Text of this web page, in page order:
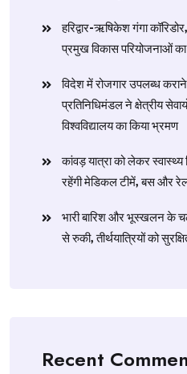
हरिद्वार-ऋषिकेश गंगा
प्रमुख विकास परियोजनाओं का
विदेश में रोजगार उपलब्ध
प्रतिनिधिमंडल ने क्षेत्रीय
विश्वविद्यालय का किया भ्रमण
​कांवड़ यात्रा को लेकर
रहेंगी मेडिकल टीमें, बस और
​भारी बारिश और भूस्खलन के
से रुकी, तीर्थयात्रियों को
Recent